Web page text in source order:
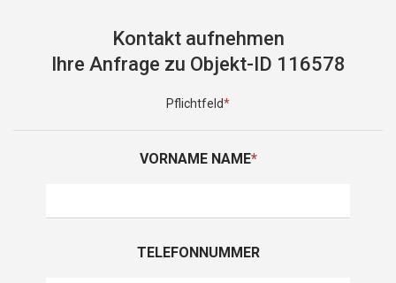
Kontakt aufnehmen
Ihre Anfrage zu Objekt-ID 116578
Pflichtfeld*
VORNAME NAME*
TELEFONNUMMER